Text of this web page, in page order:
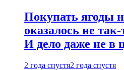
Покупать ягоды
оказалось не
И дело даже не в
2 года спустя2 года спустя